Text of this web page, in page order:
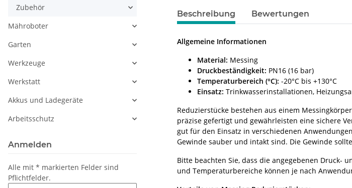
Beschreibung Bewertungen
Allgemeine Informationen
Material: Messing
Druckbeständigkeit: PN16 (16 bar)
Temperaturbereich (°C): -20°C bis +130°C
Einsatz: Trinkwasserinstallationen,
Reduzierstücke bestehen aus einem
präzise gefertigt und gewährleisten eine sichere
gut für den Einsatz in verschiedenen
Gewinde sauber und intakt sind. Die Gewinde
Bitte beachten Sie, dass die angegebenen Druck-
und Temperaturbereiche können je nach
Zubehör
Mähroboter
Garten
Werkzeuge
Werkstatt
Akkus und Ladegeräte
Arbeitsschutz
Anmelden
Alle mit * markierten Felder sind
Pflichtfelder.